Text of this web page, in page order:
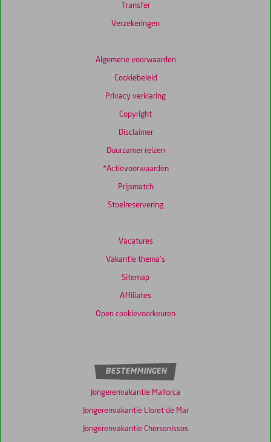
Transfer
Verzekeringen
Algemene voorwaarden
Cookiebeleid
Privacy verklaring
Copyright
Disclaimer
Duurzamer reizen
*Actievoorwaarden
Prijsmatch
Stoelreservering
Vacatures
Vakantie thema's
Sitemap
Affiliates
Open cookievoorkeuren
BESTEMMINGEN
Jongerenvakantie Mallorca
Jongerenvakantie Lloret de Mar
Jongerenvakantie Chersonissos